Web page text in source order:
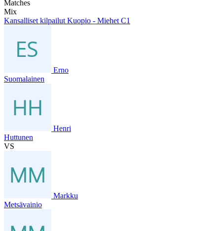
Matches
Mix
Kansalliset kilpailut Kuopio - Miehet C1
Erno
Suomalainen
Henri
Huttunen
VS
Markku
Metsävainio